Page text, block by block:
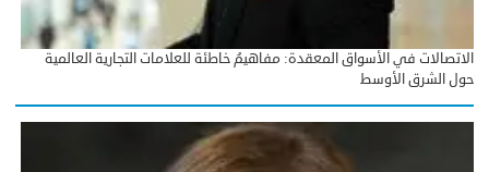
الاتصالات في الأسواق المعقدة: مفاهيمُ خاطئة للعلامات التجارية العالمية
حول الشرق الأوسط